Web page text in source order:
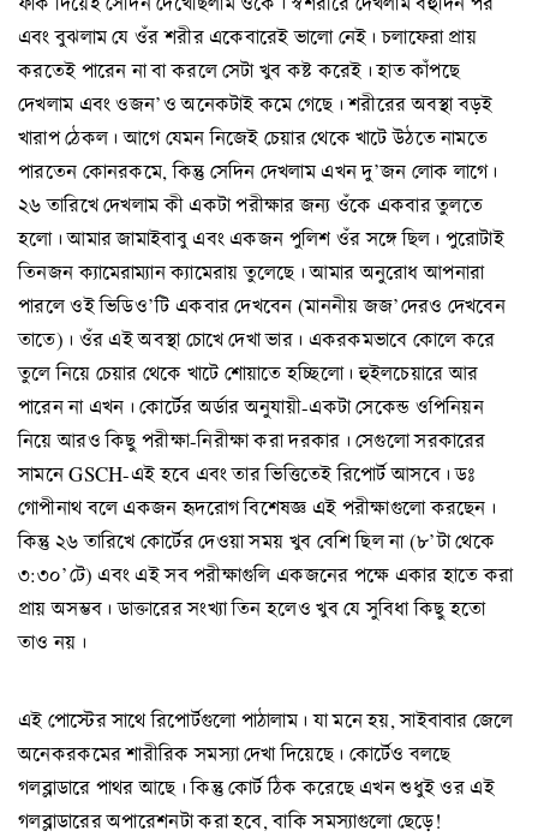
এবং বুঝলাম যে ওঁর শরীর একেবারেই ভালো নেই। চলাফেরা প্রায়
করতেই পারেন না বা করলে সেটা খুব কষ্ট করেই। হাত কাঁপছে
দেখলাম এবং ওজন’ও অনেকটাই কমে গেছে। শরীরের অবস্থা বড়ই
খারাপ ঠেকল। আগে যেমন নিজেই চেয়ার থেকে খাটে উঠতে নামতে
পারতেন কোনরকমে, কিন্তু সেদিন দেখলাম এখন দু’জন লোক লাগে।
২৬ তারিখে দেখলাম কী একটা পরীক্ষার জন্য ওঁকে একবার তুলতে
হলো। আমার জামাইবাবু এবং একজন পুলিশ ওঁর সঙ্গে ছিল। পুরোটাই
তিনজন ক্যামেরাম্যান ক্যামেরায় তুলেছে। আমার অনুরোধ আপনারা
পারলে ওই ভিডিও’টি একবার দেখবেন (মাননীয় জজ’দেরও দেখবেন
তাতে)। ওঁর এই অবস্থা চোখে দেখা ভার। একরকমভাবে কোলে করে
তুলে নিয়ে চেয়ার থেকে খাটে শোয়াতে হচ্ছিলো। হুইলচেয়ারে আর
পারেন না এখন। কোর্টের অর্ডার অনুযায়ী-একটা সেকেন্ড ওপিনিয়ন
নিয়ে আরও কিছু পরীক্ষা-নিরীক্ষা করা দরকার। সেগুলো সরকারের
সামনে GSCH-এই হবে এবং তার ভিত্তিতেই রিপোর্ট আসবে। ডঃ
গোপীনাথ বলে একজন হৃদরোগ বিশেষজ্ঞ এই পরীক্ষাগুলো করছেন।
কিন্তু ২৬ তারিখে কোর্টের দেওয়া সময় খুব বেশি ছিল না (৮’টা থেকে
৩:৩০’টে) এবং এই সব পরীক্ষাগুলি একজনের পক্ষে একার হাতে করা
প্রায় অসম্ভব। ডাক্তারের সংখ্যা তিন হলেও খুব যে সুবিধা কিছু হতো
তাও নয়।
এই পোস্টের সাথে রিপোর্টগুলো পাঠালাম। যা মনে হয়, সাইবাবার জেলে
অনেকরকমের শারীরিক সমস্যা দেখা দিয়েছে। কোর্টেও বলছে
গলব্লাডারে পাথর আছে। কিন্তু কোর্ট ঠিক করেছে এখন শুধুই ওর এই
গলব্লাডারের অপারেশনটা করা হবে, বাকি সমস্যাগুলো ছেড়ে!